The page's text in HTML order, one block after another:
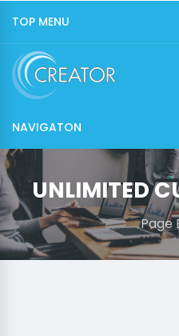
TOP MENU
NAVIGATON
UNLIMITED
Page